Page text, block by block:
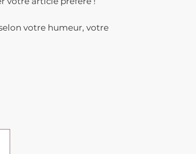
votre humeur, votre